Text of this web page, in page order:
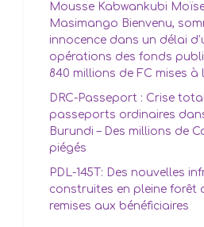
Mousse Kabwankubi
Masimango Bienvenu,
innocence dans un délai
opérations des fonds
840 millions de FC mises à
DRC-Passeport : Crise
passeports ordinaires
Burundi – Des millions de
piégés
PDL-145T: Des nouvelles
construites en pleine forêt
remises aux bénéficiaires